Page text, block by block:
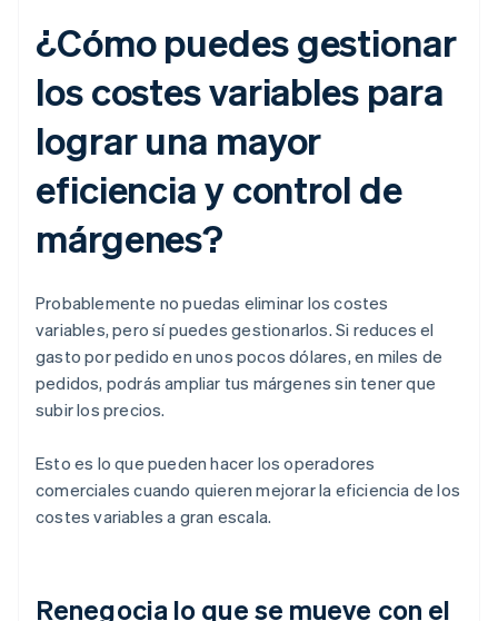
¿Cómo puedes gestionar
los costes variables para
lograr una mayor
eficiencia y control de
márgenes?
Probablemente no puedas eliminar los costes
variables, pero sí puedes gestionarlos. Si reduces el
gasto por pedido en unos pocos dólares, en miles de
pedidos, podrás ampliar tus márgenes sin tener que
subir los precios.
Esto es lo que pueden hacer los operadores
comerciales cuando quieren mejorar la eficiencia de los
costes variables a gran escala.
Renegocia lo que se mueve con el